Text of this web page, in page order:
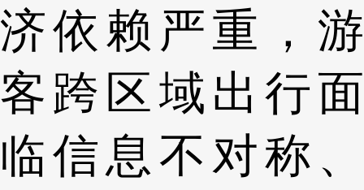
济依赖严重，游
客跨区域出行面
临信息不对称、